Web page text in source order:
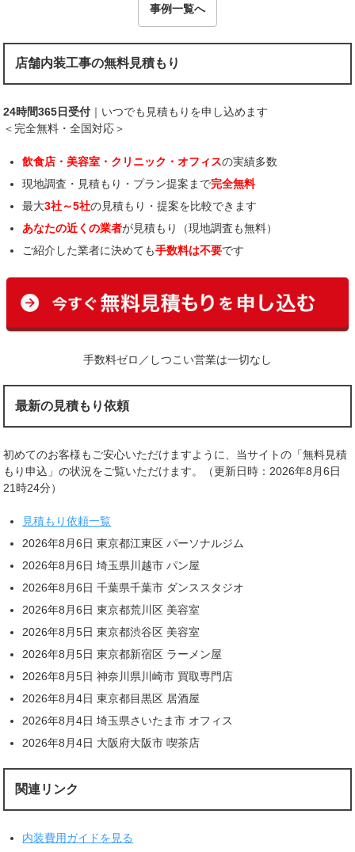
事例一覧へ
店舗内装工事の無料見積もり
24時間365日受付 ｜いつでも見積もりを申し込めます
＜完全無料・全国対応＞
飲食店・美容室・クリニック・オフィスの実績多数
現地調査・見積もり・プラン提案まで完全無料
最大3社～5社の見積もり・提案を比較できます
あなたの近くの業者が見積もり（現地調査も無料）
ご紹介した業者に決めても手数料は不要です
手数料ゼロ／しつこい営業は一切なし
最新の見積もり依頼
初めてのお客様もご安心いただけますように、当サイトの「無料見積
もり申込」の状況をご覧いただけます。（更新日時：2026年8月6日
21時24分）
見積もり依頼一覧
2026年8月6日 東京都江東区 パーソナルジム
2026年8月6日 埼玉県川越市 パン屋
2026年8月6日 千葉県千葉市 ダンススタジオ
2026年8月6日 東京都荒川区 美容室
2026年8月5日 東京都渋谷区 美容室
2026年8月5日 東京都新宿区 ラーメン屋
2026年8月5日 神奈川県川崎市 買取専門店
2026年8月4日 東京都目黒区 居酒屋
2026年8月4日 埼玉県さいたま市 オフィス
2026年8月4日 大阪府大阪市 喫茶店
関連リンク
内装費用ガイドを見る